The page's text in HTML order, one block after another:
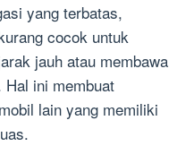
yang terbatas,
cocok untuk
jauh atau membawa
Hal ini membuat
lain yang memiliki